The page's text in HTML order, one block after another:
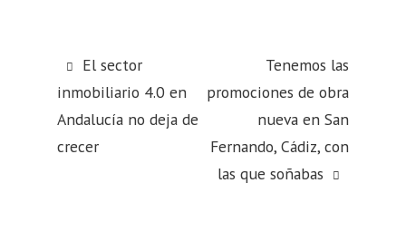
El sector
inmobiliario 4.0 en
Andalucía no deja de
crecer
Tenemos las
promociones de obra
nueva en San
Fernando, Cádiz, con
las que soñabas